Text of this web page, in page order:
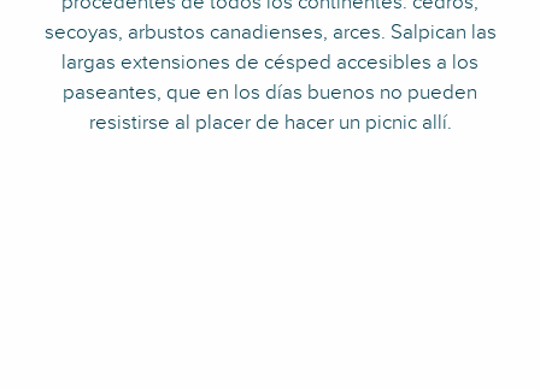
secoyas, arbustos canadienses, arces. Salpican las
largas extensiones de césped accesibles a los
paseantes, que en los días buenos no pueden
resistirse al placer de hacer un picnic allí.